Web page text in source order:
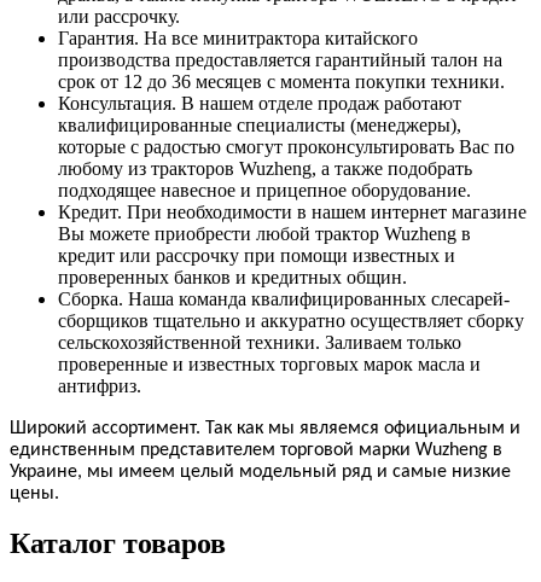
или рассрочку.
Гарантия. На все минитрактора китайского
производства предоставляется гарантийный талон на
срок от 12 до 36 месяцев с момента покупки техники.
Консультация. В нашем отделе продаж работают
квалифицированные специалисты (менеджеры),
которые с радостью смогут проконсультировать Вас по
любому из тракторов Wuzheng, а также подобрать
подходящее навесное и прицепное оборудование.
Кредит. При необходимости в нашем интернет магазине
Вы можете приобрести любой трактор Wuzheng в
кредит или рассрочку при помощи известных и
проверенных банков и кредитных общин.
Сборка. Наша команда квалифицированных слесарей-
сборщиков тщательно и аккуратно осуществляет сборку
сельскохозяйственной техники. Заливаем только
проверенные и известных торговых марок масла и
антифриз.
Широкий ассортимент. Так как мы являемся официальным и
единственным представителем торговой марки Wuzheng в
Украине, мы имеем целый модельный ряд и самые низкие
цены.
Каталог товаров